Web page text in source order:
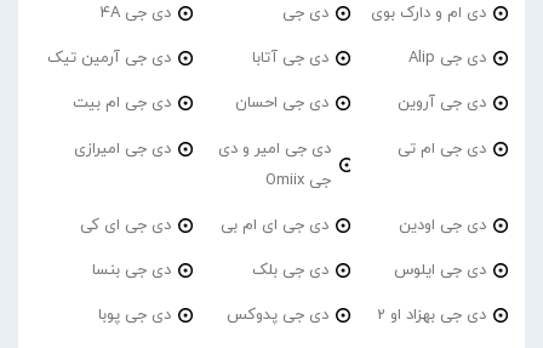
دی ام و دارک بوی دی جی دی جی 4A
دی جی Alip دی جی آتابا دی جی آرمین تیک
دی جی آروین دی جی احسان دی جی ام بیت
دی جی ام تی
دی جی امیر و دی
جی Omiix
دی جی امیرازی
دی جی اودین دی جی ای ام بی دی جی ای کی
دی جی ایلوس دی جی بلک دی جی بنسا
دی جی بهزاد او 2 دی جی پدوکس دی جی پوبا